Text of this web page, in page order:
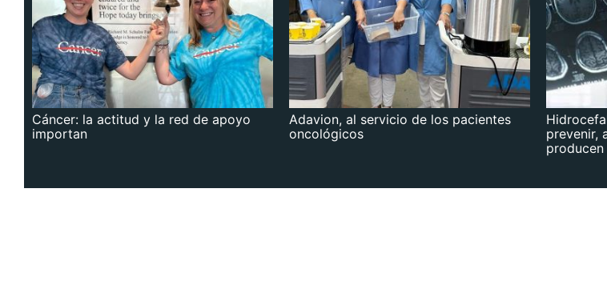
Cáncer: la actitud y la red de apoyo
importan
Adavion, al servicio de los pacientes
oncológicos
prevenir,
producen